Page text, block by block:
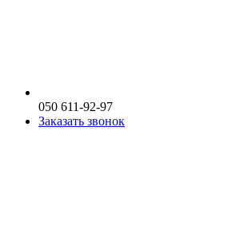
050 611-92-97
Заказать звонок